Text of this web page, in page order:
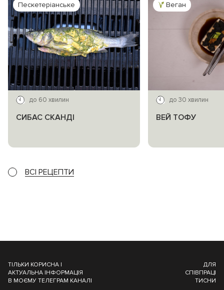
Пескетеріанське
до 60 хвилин
СИБАС СКАНДІ
Веган
до 30 хвилин
ВЕЙ ТОФУ
ВСІ РЕЦЕПТИ
ТІЛЬКИ КОРИСНА І
АКТУАЛЬНА ІНФОРМАЦІЯ
В МОЄМУ ТЕЛЕГРАМ КАНАЛІ
ДЛЯ
СПІВПРАЦІ
ТИСНИ